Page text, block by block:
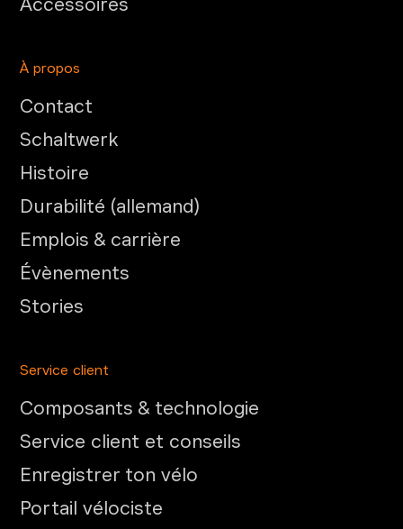
Accessoires
À propos
Contact
Schaltwerk
Histoire
Durabilité (allemand)
Emplois & carrière
Évènements
Stories
Service client
Composants & technologie
Service client et conseils
Enregistrer ton vélo
Portail vélociste